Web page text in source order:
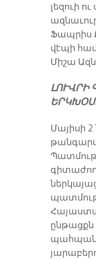
լեզուի
Ֆապրիս
վէպի
Միշա
ԼՈՒՎՐԻ
Մայիսի
ընթացքն